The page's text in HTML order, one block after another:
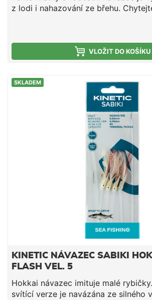
z lodi i nahazování ze břehu.
nylonový vlasec Niklový chemicky
Flash vlas Cílová ryba: Makrela
VLOŽIT DO KOŠÍKU
SKLADEM
KINETIC NÁVAZEC SABIKI
FLASH VEL. 5
Hokkai návazec imituje malé
svítící verze je navázána ze silného